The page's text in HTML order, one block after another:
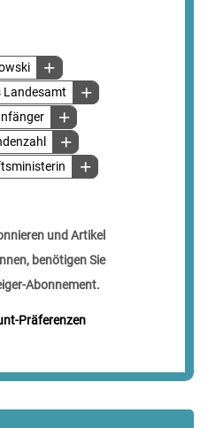
Landesamt
und Artikel
benötigen Sie
Abonnement.
Präferenzen